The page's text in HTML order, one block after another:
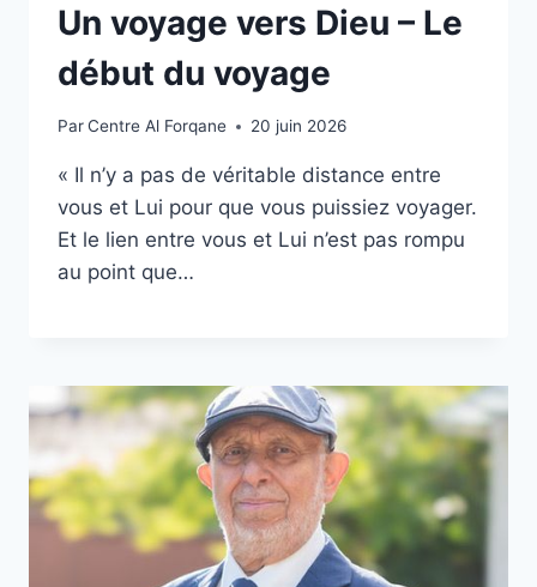
Un voyage vers Dieu – Le
début du voyage
ParCentre Al Forqane 20 juin 2026
« Il n’y a pas de véritable distance entre
vous et Lui pour que vous puissiez voyager.
Et le lien entre vous et Lui n’est pas rompu
au point que…